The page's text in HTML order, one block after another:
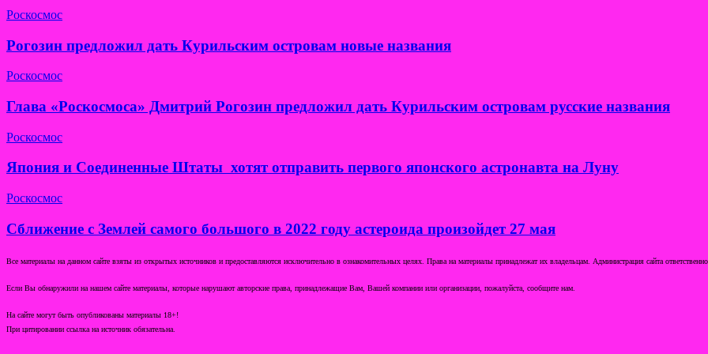
Роскосмос
Рогозин предложил дать Курильским островам новые названия
Роскосмос
Глава «Роскосмоса» Дмитрий Рогозин предложил дать Курильским островам русские названия
Роскосмос
Япония и Соединенные Штаты хотят отправить первого японского астронавта на Луну
Роскосмос
Сближение с Землей самого большого в 2022 году астероида произойдет 27 мая
Все материалы на данном сайте взяты из открытых источников и предоставляются исключительно в ознакомительных целях. Права на материалы принадлежат их владельцам. Администрация сайта
Если Вы обнаружили на нашем сайте материалы, которые нарушают авторские права, принадлежащие Вам, Вашей компании или организации, пожалуйста, сообщите нам.
На сайте могут быть опубликованы материалы 18+!
При цитировании ссылка на источник обязательна.